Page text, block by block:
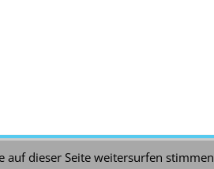
2026Schule Schenkelsberg. Alle Rechte
auf dieser Seite weitersurfen